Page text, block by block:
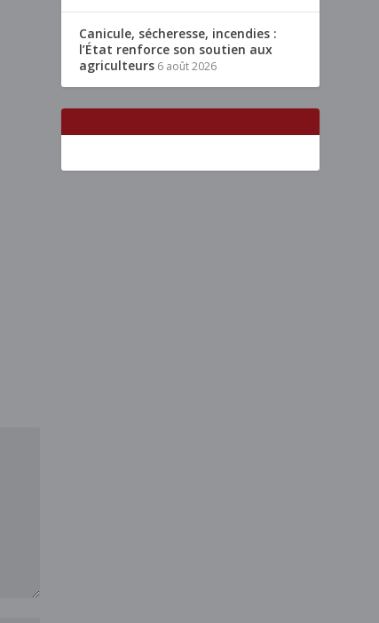
Canicule, sécheresse, incendies :
l’État renforce son soutien aux
agriculteurs 6 août 2026